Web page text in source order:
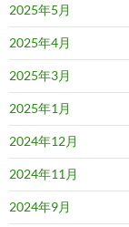
2025年5月
2025年4月
2025年3月
2025年1月
2024年12月
2024年11月
2024年9月